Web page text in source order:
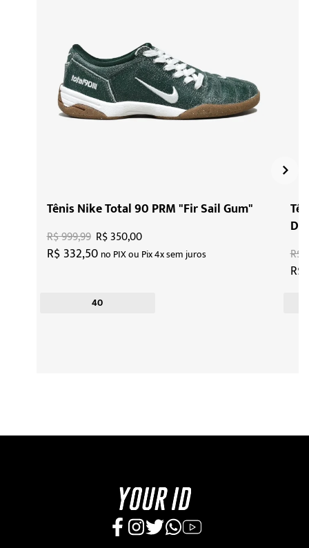
Tênis Nike Total 90 PRM "Fir Sail Gum"
R$ 332,50 no PIX ou Pix 4x sem juros
R$ 999,99 R$ 350,00
40
R$